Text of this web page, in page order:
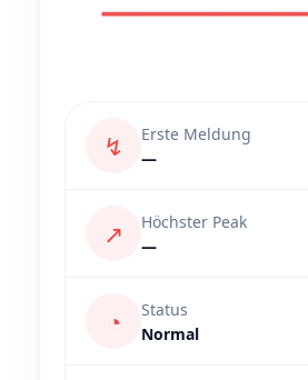
↯
Erste Meldung
—
↗
Höchster Peak
—
◔
Status
Normal